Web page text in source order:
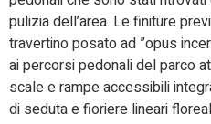
pulizia dell’area. Le finiture
travertino posato ad ”opus
ai percorsi pedonali del parco
scale e rampe accessibili
di seduta e fioriere lineari